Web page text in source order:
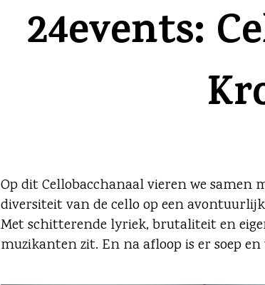
24events:
Op dit Cellobacchanaal vieren we samen
diversiteit van de cello op een
Met schitterende lyriek, brutaliteit en
muzikanten zit. En na afloop is er soep